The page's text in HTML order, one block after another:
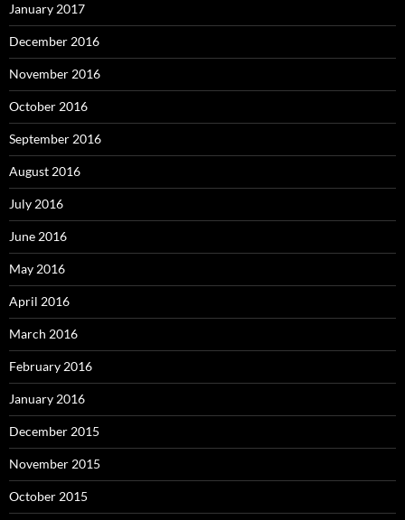
January 2017
December 2016
November 2016
October 2016
September 2016
August 2016
July 2016
June 2016
May 2016
April 2016
March 2016
February 2016
January 2016
December 2015
November 2015
October 2015